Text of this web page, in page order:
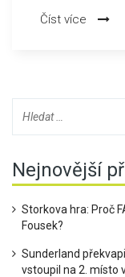
dopingu a váhové
Číst více
Nejnovější
Storkova hra: Proč
Fousek?
Sunderland
vstoupil na 2. místo